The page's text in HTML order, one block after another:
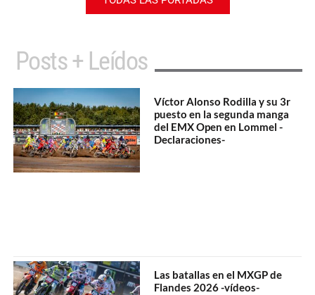
Posts + Leídos
Víctor Alonso Rodilla y su 3r
puesto en la segunda manga
del EMX Open en Lommel -
Declaraciones-
Las batallas en el MXGP de
Flandes 2026 -vídeos-